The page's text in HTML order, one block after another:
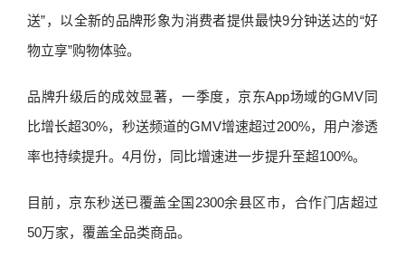
送”，以全新的品牌形象为消费者提供最快9分钟送达的“好
物立享”购物体验。
品牌升级后的成效显著，一季度，京东App场域的GMV同
比增长超30%，秒送频道的GMV增速超过200%，用户渗透
率也持续提升。4月份，同比增速进一步提升至超100%。
目前，京东秒送已覆盖全国2300余县区市，合作门店超过
50万家，覆盖全品类商品。